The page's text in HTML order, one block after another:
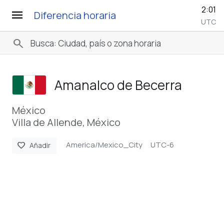
menu Diferencia horaria 2:01
UTC
search
Amanalco de Becerra
México
Villa de Allende, México
favorite Añadir America/Mexico_City UTC-6